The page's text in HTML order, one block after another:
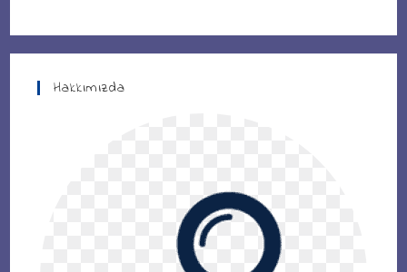
Hakkımızda